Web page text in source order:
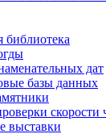
библиотека
дат
базы данных
скорости
выставки